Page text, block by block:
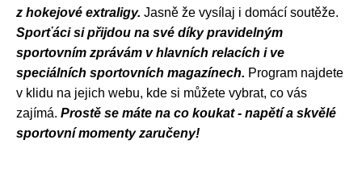
z hokejové extraligy. Jasně že vysílaj i domácí soutěže.
Sporťáci si přijdou na své díky pravidelným
sportovním zprávám v hlavních relacích i ve
speciálních sportovních magazínech. Program najdete
v klidu na jejich webu, kde si můžete vybrat, co vás
zajímá. Prostě se máte na co koukat - napětí a skvělé
sportovní momenty zaručeny!